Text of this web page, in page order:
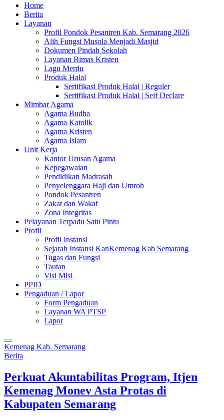
Home
Berita
Layanan
Profil Pondok Pesantren Kab. Semarang 2026
Alih Fungsi Musola Menjadi Masjid
Dokumen Pindah Sekolah
Layanan Bimas Kristen
Lagu Merdu
Produk Halal
Sertifikasi Produk Halal | Reguler
Sertifikasi Produk Halal | Self Declare
Mimbar Agama
Agama Budha
Agama Katolik
Agama Kristen
Agama Islam
Unit Kerja
Kantor Urusan Agama
Kepegawaian
Pendidikan Madrasah
Penyelenggara Haji dan Umroh
Pondok Pesantren
Zakat dan Wakaf
Zona Integritas
Pelayanan Terpadu Satu Pintu
Profil
Profil Instansi
Sejarah Instansi KanKemenag Kab Semarang
Tugas dan Fungsi
Tautan
Visi Misi
PPID
Pengaduan / Lapor
Form Pengaduan
Layanan WA PTSP
Lapor
Kemenag Kab. Semarang
Berita
Perkuat Akuntabilitas Program, Itjen
Kemenag Monev Asta Protas di
Kabupaten Semarang